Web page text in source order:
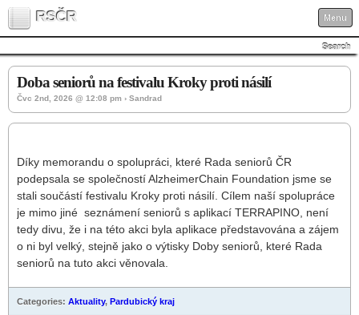
RSČR Menu
Search
Doba seniorů na festivalu Kroky proti násilí
Čvc 2nd, 2026 @ 12:08 pm › Sandrad
Díky memorandu o spolupráci, které Rada seniorů ČR
podepsala se společností AlzheimerChain Foundation jsme se
stali součástí festivalu Kroky proti násilí. Cílem naší spolupráce
je mimo jiné seznámení seniorů s aplikací TERRAPINO, není
tedy divu, že i na této akci byla aplikace představována a zájem
o ni byl velký, stejně jako o výtisky Doby seniorů, které Rada
seniorů na tuto akci věnovala.
Categories: Aktuality, Pardubický kraj